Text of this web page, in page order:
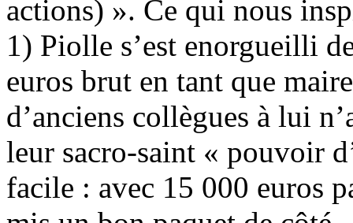
actions) ». Ce qui nous
1) Piolle s’est enorgueilli
euros brut en tant que
d’anciens collègues à lui
leur sacro-saint « pouvoir
facile : avec 15 000 euros